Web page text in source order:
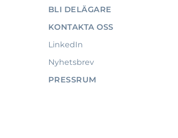
BLI DELÄGARE
KONTAKTA OSS
LinkedIn
Nyhetsbrev
PRESSRUM